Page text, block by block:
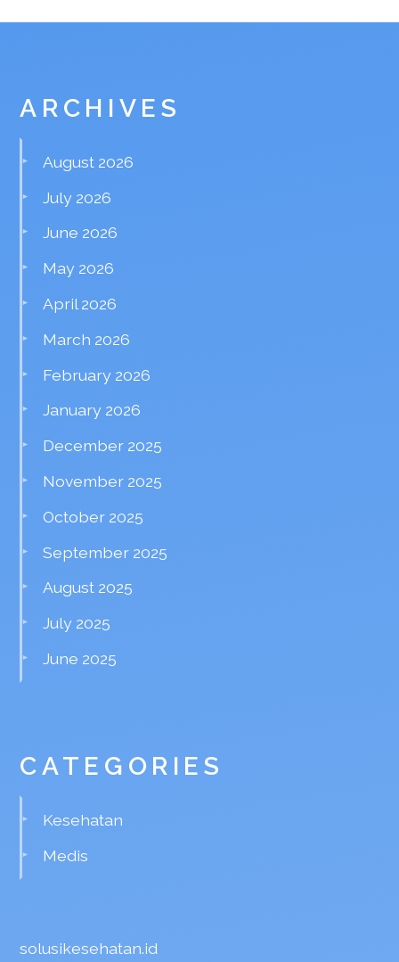
ARCHIVES
August 2026
July 2026
June 2026
May 2026
April 2026
March 2026
February 2026
January 2026
December 2025
November 2025
October 2025
September 2025
August 2025
July 2025
June 2025
CATEGORIES
Kesehatan
Medis
solusikesehatan.id